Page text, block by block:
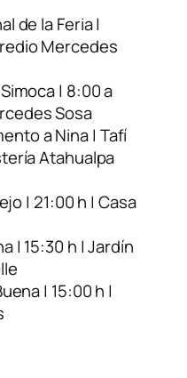
de la Feria |
Mercedes
| 8:00 a
Sosa
a Nina | Tafí
Atahualpa
| 21:00 h | Casa
| 15:30 h | Jardín
| 15:00 h |